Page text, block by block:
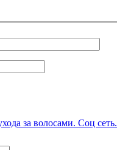
за волосами. Соц сеть.